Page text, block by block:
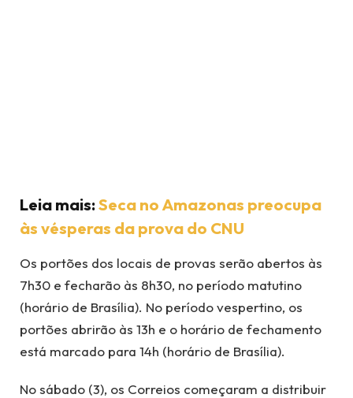
Leia mais:Seca no Amazonas preocupa
às vésperas da prova do CNU
Os portões dos locais de provas serão abertos às
7h30 e fecharão às 8h30, no período matutino
(horário de Brasília). No período vespertino, os
portões abrirão às 13h e o horário de fechamento
está marcado para 14h (horário de Brasília).
No sábado (3), os Correios começaram a distribuir